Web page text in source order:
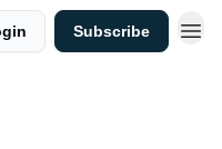
Subscribe